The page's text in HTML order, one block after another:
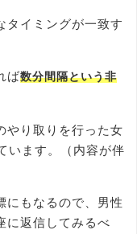
タイミングが一致す
ば数分間隔という非
やり取りを行った女
います。（内容が伴
にもなるので、男性
に返信してみるべ